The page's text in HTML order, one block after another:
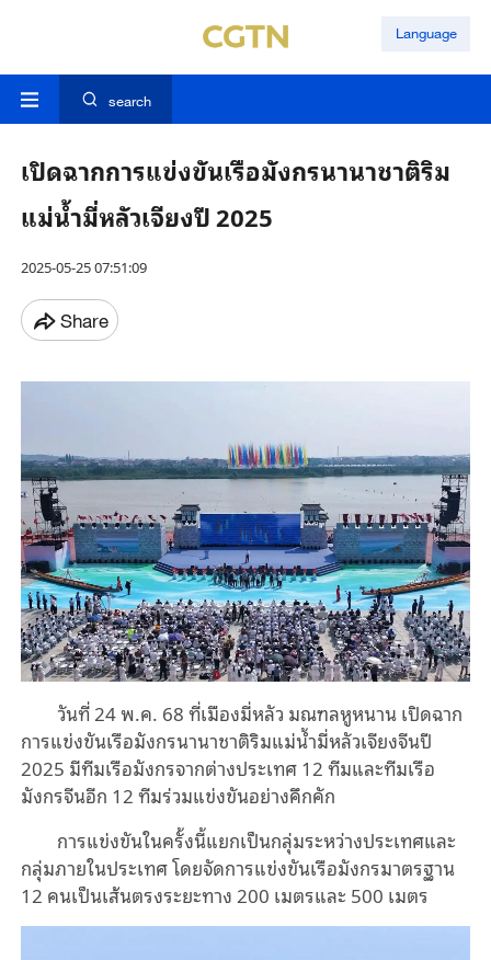
Language
search
เปิดฉากการแข่งขันเรือมังกรนานาชาติริม
แม่น้ำมี่หลัวเจียงปี 2025
2025-05-25 07:51:09
Share
วันที่ 24 พ.ค. 68 ที่เมืองมี่หลัว มณฑลหูหนาน เปิดฉาก
การแข่งขันเรือมังกรนานาชาติริมแม่น้ำมี่หลัวเจียงจีนปี
2025 มีทีมเรือมังกรจากต่างประเทศ 12 ทีมและทีมเรือ
มังกรจีนอีก 12 ทีมร่วมแข่งขันอย่างคึกคัก
การแข่งขันในครั้งนี้แยกเป็นกลุ่มระหว่างประเทศและ
กลุ่มภายในประเทศ โดยจัดการแข่งขันเรือมังกรมาตรฐาน
12 คนเป็นเส้นตรงระยะทาง 200 เมตรและ 500 เมตร